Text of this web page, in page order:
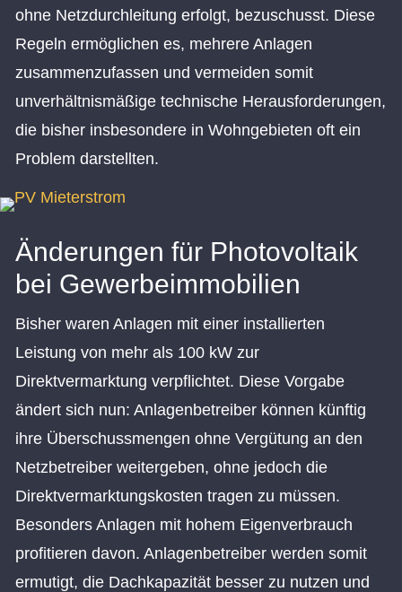
ohne Netzdurchleitung erfolgt, bezuschusst. Diese
Regeln ermöglichen es, mehrere Anlagen
zusammenzufassen und vermeiden somit
unverhältnismäßige technische Herausforderungen,
die bisher insbesondere in Wohngebieten oft ein
Problem darstellten.
Änderungen für Photovoltaik
bei Gewerbeimmobilien
Bisher waren Anlagen mit einer installierten
Leistung von mehr als 100 kW zur
Direktvermarktung verpflichtet. Diese Vorgabe
ändert sich nun: Anlagenbetreiber können künftig
ihre Überschussmengen ohne Vergütung an den
Netzbetreiber weitergeben, ohne jedoch die
Direktvermarktungskosten tragen zu müssen.
Besonders Anlagen mit hohem Eigenverbrauch
profitieren davon. Anlagenbetreiber werden somit
ermutigt, die Dachkapazität besser zu nutzen und